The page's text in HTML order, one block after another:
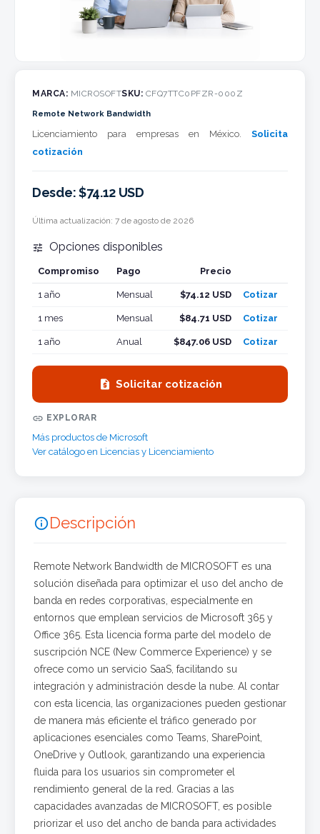
MARCA: MICROSOFTSKU: CFQ7TTC0PFZR-000Z
Remote Network Bandwidth
Licenciamiento para empresas en México. Solicita
cotización
Desde: $74.12 USD
Última actualización: 7 de agosto de 2026
 Opciones disponibles
Compromiso Pago Precio
1 año
Mensual $74.12 USD Cotizar
1 mes Mensual $84.71 USD Cotizar
1 año Anual $847.06 USD Cotizar
 Solicitar cotización
 EXPLORAR
Más productos de Microsoft
Ver catálogo en Licencias y Licenciamiento
Descripción
Remote Network Bandwidth de MICROSOFT es una
solución diseñada para optimizar el uso del ancho de
banda en redes corporativas, especialmente en
entornos que emplean servicios de Microsoft 365 y
Office 365. Esta licencia forma parte del modelo de
suscripción NCE (New Commerce Experience) y se
ofrece como un servicio SaaS, facilitando su
integración y administración desde la nube. Al contar
con esta licencia, las organizaciones pueden gestionar
de manera más eficiente el tráfico generado por
aplicaciones esenciales como Teams, SharePoint,
OneDrive y Outlook, garantizando una experiencia
fluida para los usuarios sin comprometer el
rendimiento general de la red. Gracias a las
capacidades avanzadas de MICROSOFT, es posible
priorizar el uso del ancho de banda para actividades